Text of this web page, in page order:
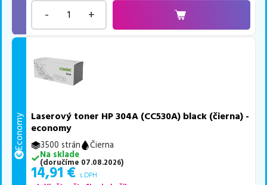
- +
Economy
Laserový toner HP 304A (CC530A) black (čierna) -
economy
3500 strán
Čierna
Na sklade
(doručíme 07.08.2026)
14,91 € s DPH